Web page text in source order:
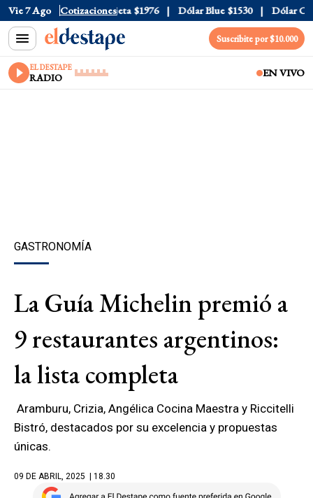
Vie 7 Ago Cotizaciones
$1520 Dólar Tarjeta $1976 Dólar Blue $1530 Dólar CCL
Suscribite por $10.000
EL DESTAPE
RADIO EN VIVO
GASTRONOMÍA
La Guía Michelin premió a
9 restaurantes argentinos:
la lista completa
Aramburu, Crizia, Angélica Cocina Maestra y Riccitelli
Bistró, destacados por su excelencia y propuestas
únicas.
09 DE ABRIL, 2025 | 18.30